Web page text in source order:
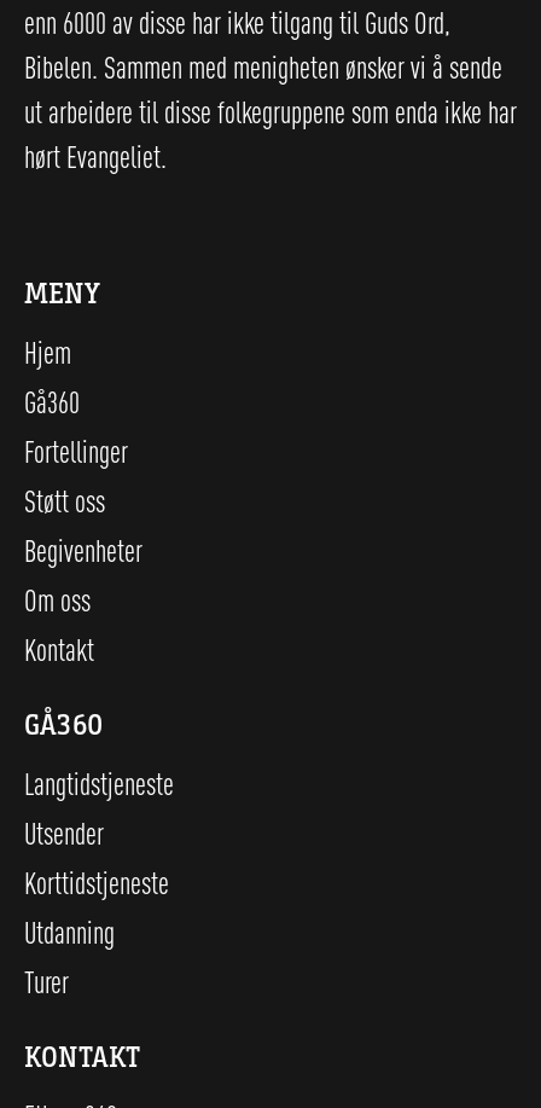
enn 6000 av disse har ikke tilgang til Guds Ord,
Bibelen. Sammen med menigheten ønsker vi å sende
ut arbeidere til disse folkegruppene som enda ikke har
hørt Evangeliet.
MENY
Hjem
Gå360
Fortellinger
Støtt oss
Begivenheter
Om oss
Kontakt
GÅ360
Langtidstjeneste
Utsender
Korttidstjeneste
Utdanning
Turer
KONTAKT